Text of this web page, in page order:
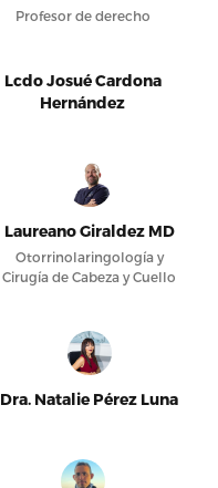
Profesor de derecho
Lcdo Josué Cardona
Hernández
Laureano Giraldez MD
Otorrinolaringología y
Cirugía de Cabeza y Cuello
Dra. Natalie Pérez Luna